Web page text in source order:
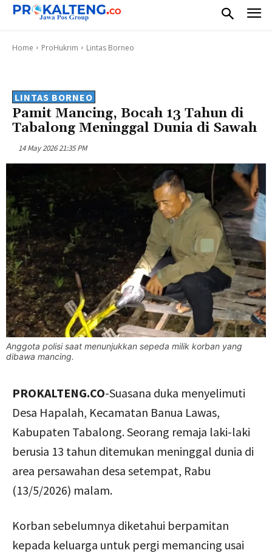
Home ProHukrim Lintas Borneo
LINTAS BORNEO
Pamit Mancing, Bocah 13 Tahun di
Tabalong Meninggal Dunia di Sawah
14 May 2026 21:35 PM
Anggota polisi saat menunjukkan sepeda milik korban yang
dibawa mancing.
PROKALTENG.CO-Suasana duka menyelimuti
Desa Hapalah, Kecamatan Banua Lawas,
Kabupaten Tabalong. Seorang remaja laki-laki
berusia 13 tahun ditemukan meninggal dunia di
area persawahan desa setempat, Rabu
(13/5/2026) malam.
Korban sebelumnya diketahui berpamitan
kepada keluarga untuk pergi memancing usai